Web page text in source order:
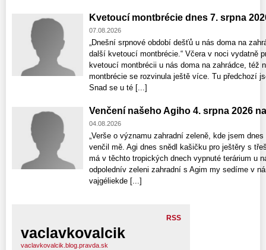
Kvetoucí montbrécie dnes 7. srpna
07.08.2026
„Dnešní srpnové období dešťů u nás doma na
další kvetoucí montbrécie.“ Včera v noci vydatně
kvetoucí montbrécii u nás doma na zahrádce, též
montbrécie se rozvinula ještě více. Tu předchozí
Snad se u té [...]
Venčení našeho Agiho 4. srpna 2026
04.08.2026
„Verše o významu zahradní zeleně, kde jsem
venčil mě. Agi dnes snědl kašičku pro ještěry s
má v těchto tropických dnech vypnuté terárium u
odpolednív zeleni zahradní s Agim my sedíme v
vajgéliekde [...]
RSS
vaclavkovalcik
vaclavkovalcik.blog.pravda.sk